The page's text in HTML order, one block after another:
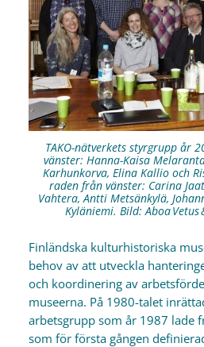
TAKO-nätverkets styrgrupp år
vänster: Hanna-Kaisa
Karhunkorva, Elina Kallio och
raden från vänster: Carina
Vahtera, Antti Metsänkylä,
Kyläniemi. Bild: Aboa Vetus
Finländska kulturhistoriska
behov av att utveckla
och koordinering av
museerna. På 1980-talet
arbetsgrupp som år 1987 lade
som för första gången